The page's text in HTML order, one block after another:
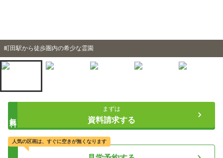
町田駅から徒歩圏内の希少な霊園
まずは
資料請求する
人気の区画は、すぐに空きが無くなります